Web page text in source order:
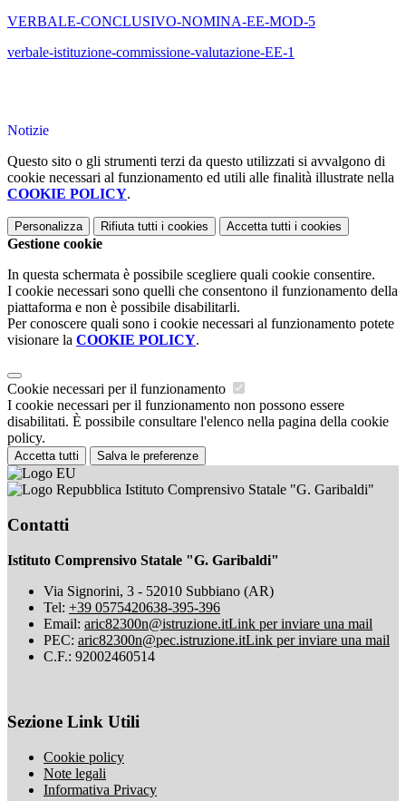
VERBALE-CONCLUSIVO-NOMINA-EE-MOD-5
verbale-istituzione-commissione-valutazione-EE-1
Notizie
Questo sito o gli strumenti terzi da questo utilizzati si avvalgono di
cookie necessari al funzionamento ed utili alle finalità illustrate nella
COOKIE POLICY.
Personalizza Rifiuta tutti i cookies Accetta tutti i cookies
Gestione cookie
In questa schermata è possibile scegliere quali cookie consentire.
I cookie necessari sono quelli che consentono il funzionamento della
piattaforma e non è possibile disabilitarli.
Per conoscere quali sono i cookie necessari al funzionamento potete
visionare la COOKIE POLICY.
Cookie necessari per il funzionamento
I cookie necessari per il funzionamento non possono essere
disabilitati. È possibile consultare l'elenco nella pagina della cookie
policy.
Accetta tutti Salva le preferenze
Istituto Comprensivo Statale "G. Garibaldi"
Contatti
Istituto Comprensivo Statale "G. Garibaldi"
Via Signorini, 3 - 52010 Subbiano (AR)
Tel: +39 0575420638-395-396
Email: aric82300n@istruzione.itLink per inviare una mail
PEC: aric82300n@pec.istruzione.itLink per inviare una mail
C.F.: 92002460514
Sezione Link Utili
Cookie policy
Note legali
Informativa Privacy